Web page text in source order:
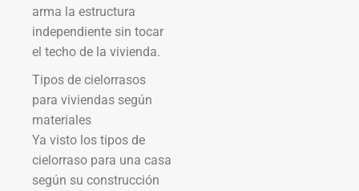
arma la estructura
independiente sin tocar
el techo de la vivienda.
Tipos de cielorrasos
para viviendas según
materiales
Ya visto los tipos de
cielorraso para una casa
según su construcción